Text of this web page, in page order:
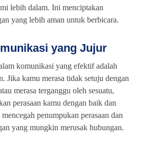
lebih dalam. Ini menciptakan
yang lebih aman untuk berbicara.
yang Jujur
komunikasi yang efektif adalah
Jika kamu merasa tidak setuju dengan
merasa terganggu oleh sesuatu,
perasaan kamu dengan baik dan
penumpukan perasaan dan
yang mungkin merusak hubungan.